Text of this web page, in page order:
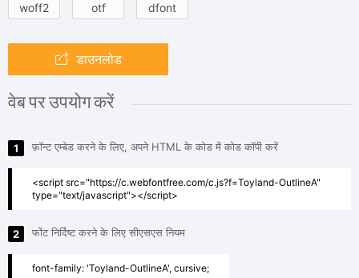
woff2 otf dfont
डाउनलोड
वेब पर उपयोग करें
1 फ़ॉन्ट एम्बेड करने के लिए, अपने HTML के कोड में कोड कॉपी करें
<script src="https://c.webfontfree.com/c.js?f=Toyland-OutlineA"
type="text/javascript"></script>
2 फोंट निर्दिष्ट करने के लिए सीएसएस नियम
font-family: 'Toyland-OutlineA', cursive;